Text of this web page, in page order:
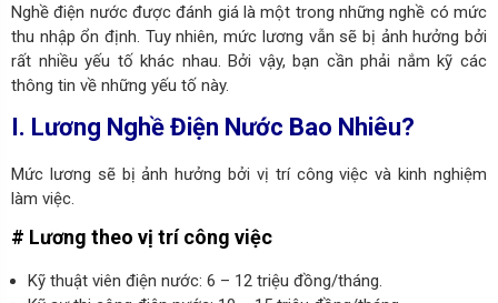
Nghề điện nước được đánh giá là một trong những nghề có mức
thu nhập ổn định. Tuy nhiên, mức lương vẫn sẽ bị ảnh hưởng bởi
rất nhiều yếu tố khác nhau. Bởi vậy, bạn cần phải nắm kỹ các
thông tin về những yếu tố này.
I. Lương Nghề Điện Nước Bao Nhiêu?
Mức lương sẽ bị ảnh hưởng bởi vị trí công việc và kinh nghiệm
làm việc.
# Lương theo vị trí công việc
Kỹ thuật viên điện nước: 6 – 12 triệu đồng/tháng.